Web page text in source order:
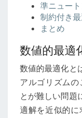
準ニュー
制約付き
まとめ
数値的最適
数値的最適化と
アルゴリズムの
とが難しい問題
適解を近似的に